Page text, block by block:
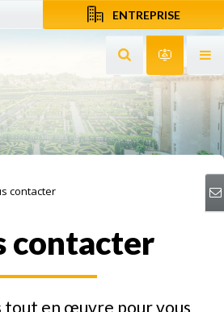
ENTREPRISE
Rechercher sur
contacter
contacter
tout en œuvre pour vous